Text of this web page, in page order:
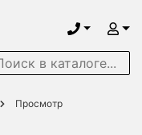
Просмотр